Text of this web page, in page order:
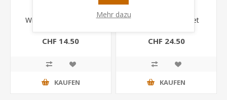
Wild Life Yatzy (Carlit)
CHF 14.50
KAUFEN
Karak: Miniature Set
CHF 24.50
KAUFEN
Mehr dazu